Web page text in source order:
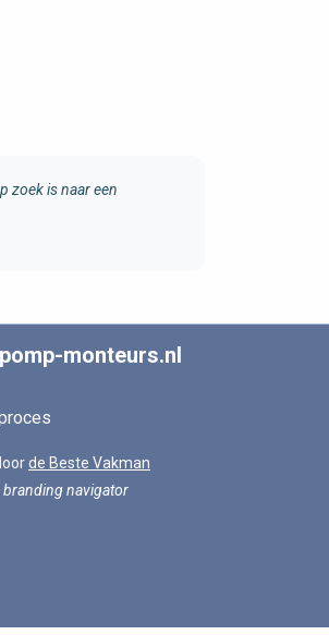
zoek is naar een
monteurs.nl
de Beste Vakman
branding navigator